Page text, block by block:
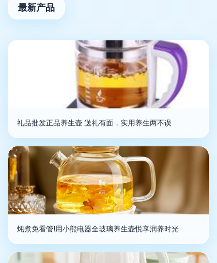
最新产品
礼品批发正品养生壶 送礼有面，实用养生两不误
炖煮免看管!用小熊电器全玻璃养生壶悦享润养时光